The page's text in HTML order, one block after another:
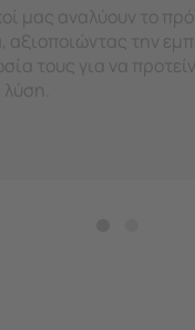
μας αναλύουν το
αξιοποιώντας την
τους για να